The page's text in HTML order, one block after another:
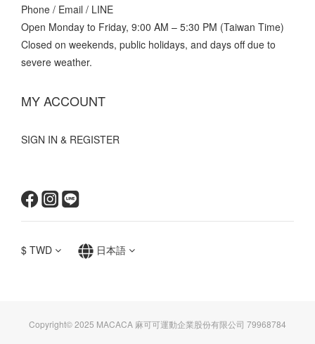
Phone / Email / LINE
Open Monday to Friday, 9:00 AM – 5:30 PM (Taiwan Time)
Closed on weekends, public holidays, and days off due to
severe weather.
MY ACCOUNT
SIGN IN & REGISTER
$ TWD 日本語
Copyright© 2025 MACACA 麻可可運動企業股份有限公司 79968784